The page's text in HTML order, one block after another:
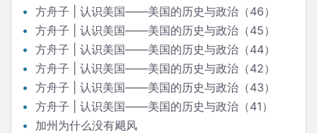
方舟子 | 认识美国——美国的历史与政治（46）
方舟子 | 认识美国——美国的历史与政治（45）
方舟子 | 认识美国——美国的历史与政治（44）
方舟子 | 认识美国——美国的历史与政治（42）
方舟子 | 认识美国——美国的历史与政治（43）
方舟子 | 认识美国——美国的历史与政治（41）
加州为什么没有飓风